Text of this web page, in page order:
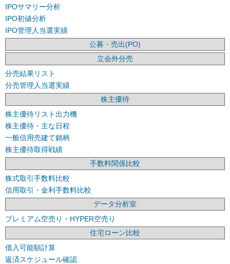
IPOサマリー分析
IPO初値分析
IPO管理人当選実績
公募・売出(PO)
立会外分売
分売結果リスト
分売管理人当選実績
株主優待
株主優待リスト出力機
株主優待・主な日程
一般信用売建て銘柄
株主優待取得戦績
手数料関係比較
株式取引手数料比較
信用取引・金利手数料比較
データ分析室
プレミアム空売り・HYPER空売り
住宅ローン比較
借入可能額計算
返済スケジュール確認